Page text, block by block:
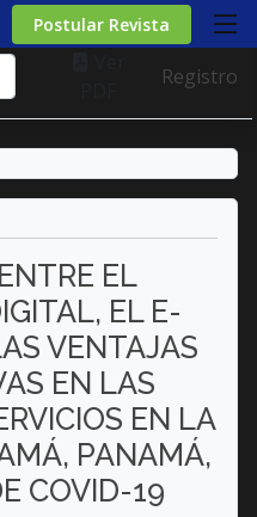
Postular Revista
Registro
EL
EL E-
VENTAJAS
EN LAS
EN LA
PANAMÁ,
COVID-19